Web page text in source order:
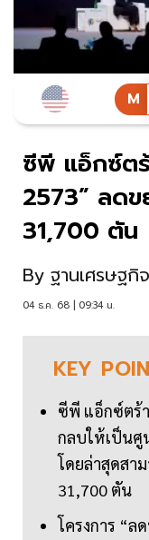
ซีพี แอ็กซ์ต
2573” ลด
31,700 ตัน
By ฐานเศรษฐกิจ
04 ธ.ค. 68 | 09:34 น.
KEY
ซีพี แอ็กซ์ตร้
กลบให้เป็นศู
โดยล่าสุดสา
31,700 ตัน
โครงการ “ล